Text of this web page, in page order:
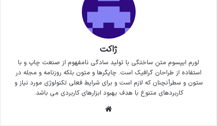
ژاکت
لورم ایپسوم متن ساختگی با تولید سادگی نامفهوم از صنعت چاپ و با
استفاده از طراحان گرافیک است. چاپگرها و متون بلکه روزنامه و مجله در
ستون و سطرآنچنان که لازم است و برای شرایط فعلی تکنولوژی مورد نیاز و
کاربردهای متنوع با هدف بهبود ابزارهای کاربردی می باشد.